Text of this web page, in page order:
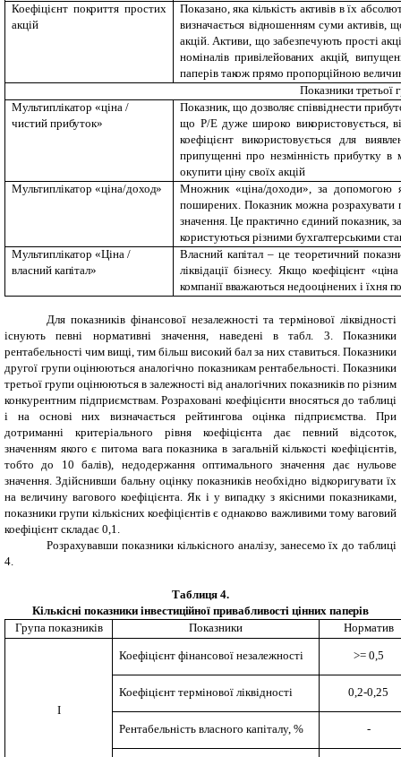
Коефіцієнт покриття простих
акцій
Показано, яка кількість активів в їх
визначається відношенням суми активів,
акцій. Активи, що забезпечують прості
номіналів привілейованих акцій,
паперів також прямо пропорційною
Показники третьої
Мультиплікатор «ціна /
чистий прибуток»
Показник, що дозволяє співвіднести
що Р/Е дуже широко використовується,
коефіцієнт використовується для
припущенні про незмінність прибутку в
окупити ціну своїх акцій
Мультиплікатор «ціна/доход»
Множник «ціна/доходи», за допомогою
поширених. Показник можна розрахувати
значення. Це практично єдиний показник,
користуються різними бухгалтерськими
Мультиплікатор «Ціна /
власний капітал»
Власний капітал – це теоретичний
ліквідації бізнесу. Якщо коефіцієнт
компанії вважаються недооцінених і їхня
Для показників фінансової незалежності та термінової ліквідності
існують певні нормативні значення, наведені в табл. 3. Показники
рентабельності чим вищі, тим більш високий бал за них ставиться. Показники
другої групи оцінюються аналогічно показникам рентабельності. Показники
третьої групи оцінюються в залежності від аналогічних показників по різним
конкурентним підприємствам. Розраховані коефіцієнти вносяться до таблиці
і на основі них визначається рейтингова оцінка підприємства. При
дотриманні критеріального рівня коефіцієнта дає певний відсоток,
значенням якого є питома вага показника в загальній кількості коефіцієнтів,
тобто до 10 балів), недодержання оптимального значення дає нульове
значення. Здійснивши бальну оцінку показників необхідно відкоригувати їх
на величину вагового коефіцієнта. Як і у випадку з якісними показниками,
показники групи кількісних коефіцієнтів є однаково важливими тому ваговий
коефіцієнт складає 0,1.
Розрахувавши показники кількісного аналізу, занесемо їх до таблиці
4.
Таблиця 4.
Кількісні показники інвестиційної привабливості цінних паперів
Група показників
Показники Норматив
І
Коефіцієнт фінансової незалежності >= 0,5
Коефіцієнт термінової ліквідності 0,2-0,25
Рентабельність власного капіталу, % -